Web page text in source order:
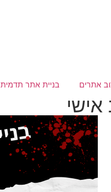
אתרים בניית אתר תדמית
אישי